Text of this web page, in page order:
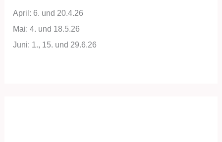
April: 6. und 20.4.26
Mai: 4. und 18.5.26
Juni: 1., 15. und 29.6.26